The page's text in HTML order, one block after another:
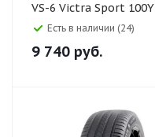
VS-6 Victra Sport 100Y
Есть в наличии (24)
9 740 руб.